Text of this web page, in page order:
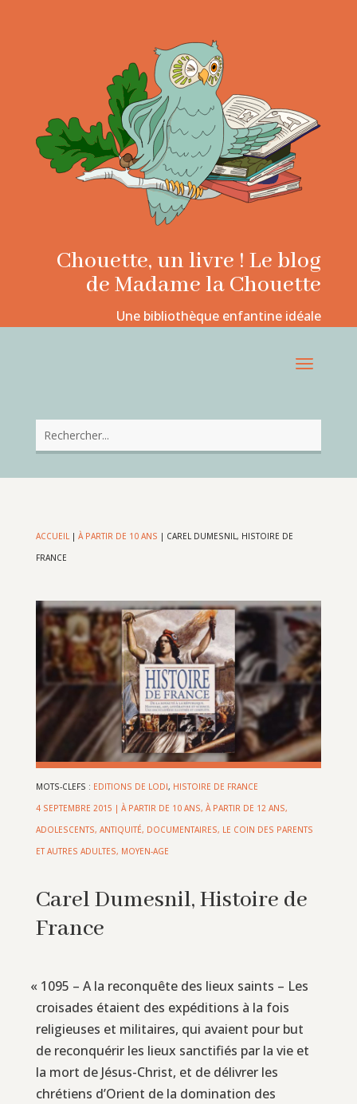
Chouette, un livre ! Le blog
de Madame la Chouette
Une bibliothèque enfantine idéale
ACCUEIL| À PARTIR DE 10 ANS | CAREL DUMESNIL, HISTOIRE DE
FRANCE
MOTS-CLEFS : EDITIONS DE LODI, HISTOIRE DE FRANCE
4 SEPTEMBRE 2015 | À PARTIR DE 10 ANS, À PARTIR DE 12 ANS,
ADOLESCENTS, ANTIQUITÉ, DOCUMENTAIRES, LE COIN DES PARENTS
ET AUTRES ADULTES, MOYEN-AGE
Carel Dumesnil, Histoire de
France
« 1095 – A la reconquête des lieux saints – Les
croisades étaient des expéditions à la fois
religieuses et militaires, qui avaient pour but
de reconquérir les lieux sanctifiés par la vie et
la mort de Jésus-Christ, et de délivrer les
chrétiens d’Orient de la domination des